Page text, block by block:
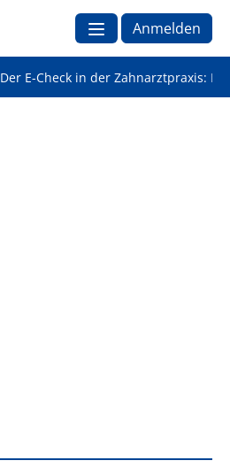
Anmelden
Der E-Check in der Zahnarztpraxis: